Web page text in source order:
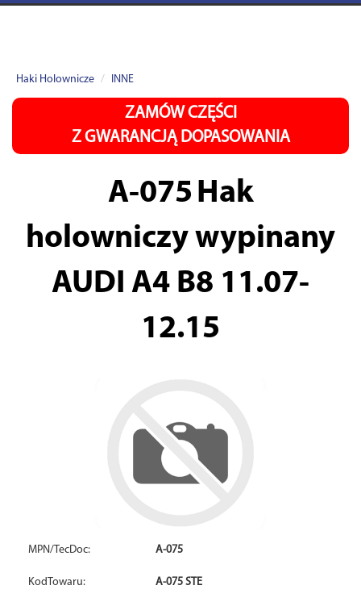
Haki Holownicze INNE
ZAMÓW CZĘŚCI
Z GWARANCJĄ DOPASOWANIA
A-075 Hak
holowniczy wypinany
AUDI A4 B8 11.07-
12.15
MPN/TecDoc: A-075
KodTowaru: A-075 STE